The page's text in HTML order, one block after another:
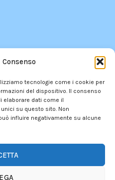
tecnologie come i cookie per
del dispositivo. Il consenso
elaborare dati come il
su questo sito. Non
influire negativamente su alcune